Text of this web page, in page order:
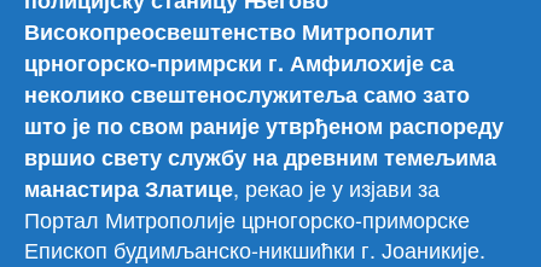
Високопреосвештенство Митрополит
црногорско-примрски г. Амфилохије са
неколико свештенослужитеља само зато
што је по свом раније утврђеном распореду
вршио свету службу на древним темељима
манастира Златице, рекао је у изјави за
Портал Митрополије црногорско-приморске
Епископ будимљанско-никшићки г. Јоаникије.